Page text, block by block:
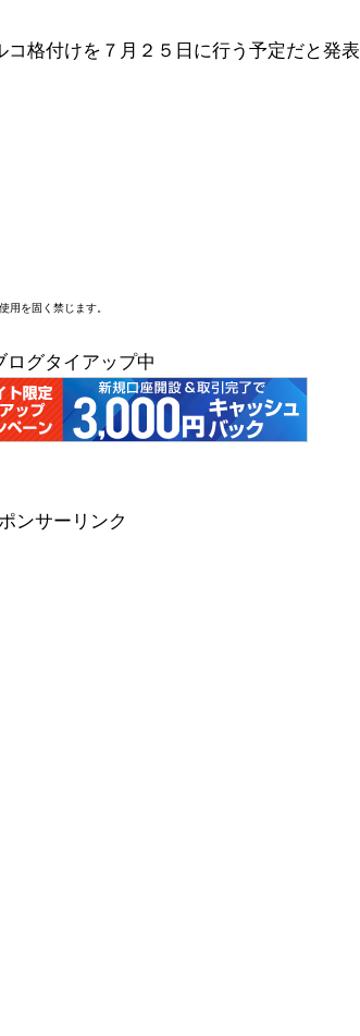
格付けを７月２５日に行う予定だと発表
用を固く禁じます。
ログタイアップ中
ンサーリンク